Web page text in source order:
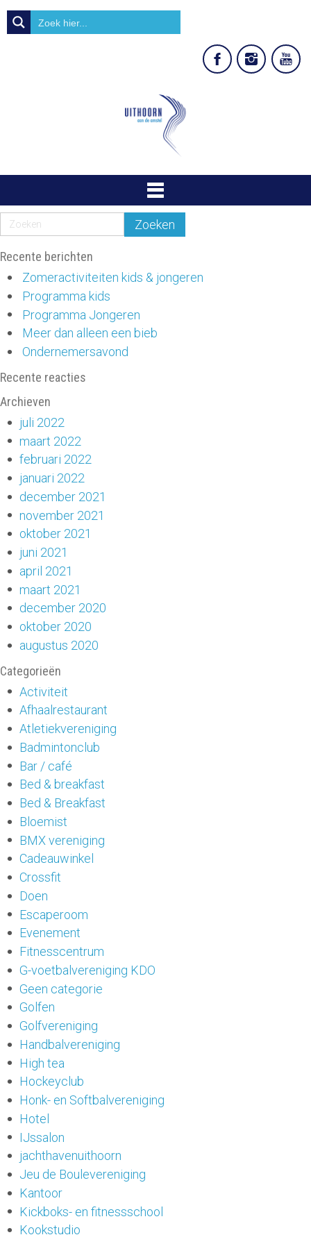
Recente berichten
Zomeractiviteiten kids & jongeren
Programma kids
Programma Jongeren
Meer dan alleen een bieb
Ondernemersavond
Recente reacties
Archieven
juli 2022
maart 2022
februari 2022
januari 2022
december 2021
november 2021
oktober 2021
juni 2021
april 2021
maart 2021
december 2020
oktober 2020
augustus 2020
Categorieën
Activiteit
Afhaalrestaurant
Atletiekvereniging
Badmintonclub
Bar / café
Bed & breakfast
Bed & Breakfast
Bloemist
BMX vereniging
Cadeauwinkel
Crossfit
Doen
Escaperoom
Evenement
Fitnesscentrum
G-voetbalvereniging KDO
Geen categorie
Golfen
Golfvereniging
Handbalvereniging
High tea
Hockeyclub
Honk- en Softbalvereniging
Hotel
IJssalon
jachthavenuithoorn
Jeu de Boulevereniging
Kantoor
Kickboks- en fitnessschool
Kookstudio